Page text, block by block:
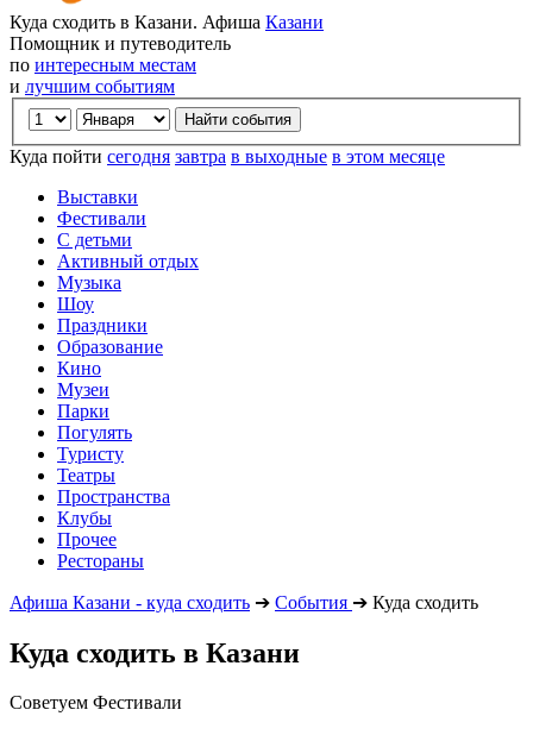
Куда сходить в Казани. Афиша Казани
Помощник и путеводитель
по интересным местам
и лучшим событиям
Куда пойти сегодня завтра в выходные в этом месяце
Выставки
Фестивали
С детьми
Активный отдых
Музыка
Шоу
Праздники
Образование
Кино
Музеи
Парки
Погулять
Туристу
Театры
Пространства
Клубы
Прочее
Рестораны
Афиша Казани - куда сходить ➔ События ➔ Куда сходить
Куда сходить в Казани
Советуем Фестивали